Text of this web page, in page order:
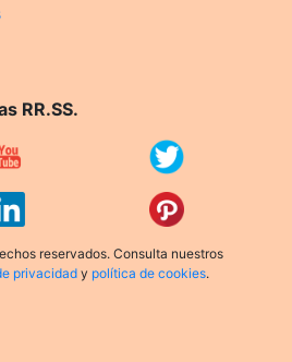
RR.SS.
reservados. Consulta nuestros
privacidad y política de cookies.